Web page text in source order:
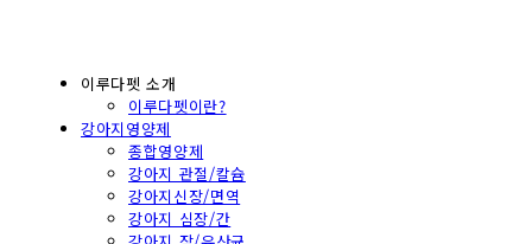
이루다펫 소개
이루다펫이란?
강아지영양제
종합영양제
강아지 관절/칼슘
강아지신장/면역
강아지 심장/간